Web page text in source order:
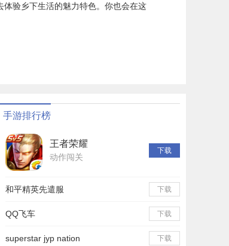
验乡下生活的魅力特色。你也会在这
手游排行榜
王者荣耀
动作闯关
下载
和平精英先遣服 下载
QQ飞车 下载
superstar jyp nation 下载